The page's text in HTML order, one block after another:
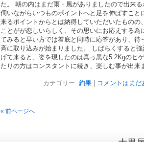
た。 朝の内はまだ雨・風がありましたので出来
伺いながらいつものポイントへと足を伸ばすこと
来るポイントからとは納得していただいたものの
ことがが恋しいらしく、その思いにお応えする為
てみると早い方では着底と同時に応答があり、待
斉に取り込みが始まりました。 しばらくすると
げて来ると、姿を現したのは真っ黒な5.2Kgのヒ
たりの方はコンスタントに続き、楽しむ事が出来
カテゴリー: 釣果| コメントはまだ
« 前ページへ